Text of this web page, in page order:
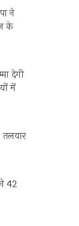
ने
के
देगी
में
42